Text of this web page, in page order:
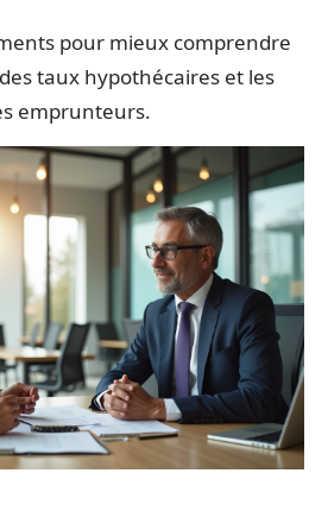
pour mieux comprendre
taux hypothécaires et les
emprunteurs.